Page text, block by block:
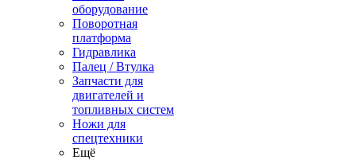
оборудование
Поворотная
платформа
Гидравлика
Палец / Втулка
Запчасти для
двигателей и
топливных систем
Ножи для
спецтехники
Ещё